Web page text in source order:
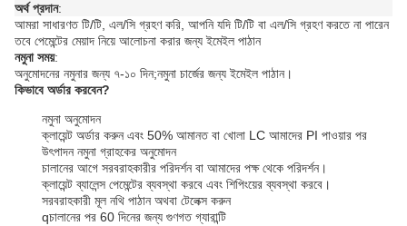
অর্থ প্রদান:
আমরা সাধারণত টি/টি, এল/সি গ্রহণ করি, আপনি যদি টি/টি বা এল/সি গ্রহণ করতে না পারেন
তবে পেমেন্টের মেয়াদ নিয়ে আলোচনা করার জন্য ইমেইল পাঠান
নমুনা সময়:
অনুমোদনের নমুনার জন্য ৭-১০ দিন;নমুনা চার্জের জন্য ইমেইল পাঠান।
কিভাবে অর্ডার করবেন?
নমুনা অনুমোদন
ক্লায়েন্ট অর্ডার করুন এবং 50% আমানত বা খোলা LC আমাদের PI পাওয়ার পর
উৎপাদন নমুনা গ্রাহকের অনুমোদন
চালানের আগে সরবরাহকারীর পরিদর্শন বা আমাদের পক্ষ থেকে পরিদর্শন।
ক্লায়েন্ট ব্যালেন্স পেমেন্টের ব্যবস্থা করবে এবং শিপিংয়ের ব্যবস্থা করবে।
সরবরাহকারী মূল নথি পাঠান অথবা টেলেক্স করুন
qচালানের পর 60 দিনের জন্য গুণগত গ্যারান্টি